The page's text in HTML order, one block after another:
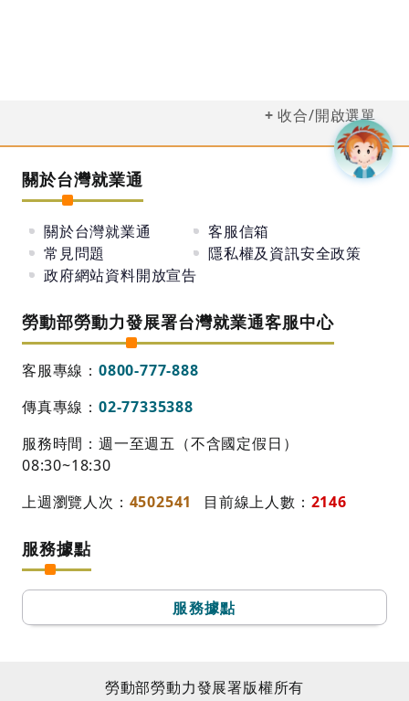
收合/開啟選單
關於台灣就業通
關於台灣就業通
客服信箱
常見問題
隱私權及資訊安全政策
政府網站資料開放宣告
勞動部勞動力發展署台灣就業通客服中心
客服專線： 0800-777-888
傳真專線： 02-77335388
服務時間：週一至週五（不含國定假日）
08:30~18:30
上週瀏覽人次： 4502541 目前線上人數： 2146
服務據點
服務據點
勞動部勞動力發展署版權所有